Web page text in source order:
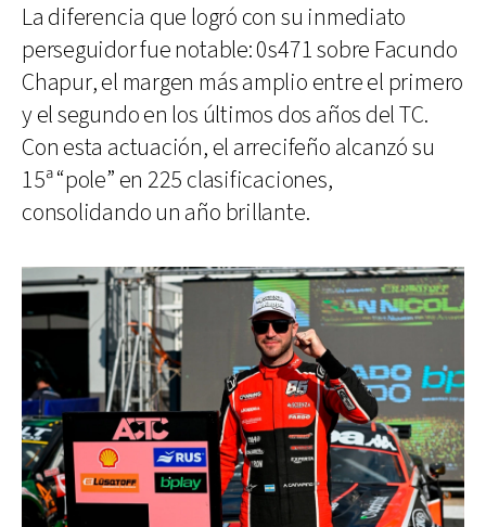
La diferencia que logró con su inmediato
perseguidor fue notable: 0s471 sobre Facundo
Chapur, el margen más amplio entre el primero
y el segundo en los últimos dos años del TC.
Con esta actuación, el arrecifeño alcanzó su
15ª “pole” en 225 clasificaciones,
consolidando un año brillante.